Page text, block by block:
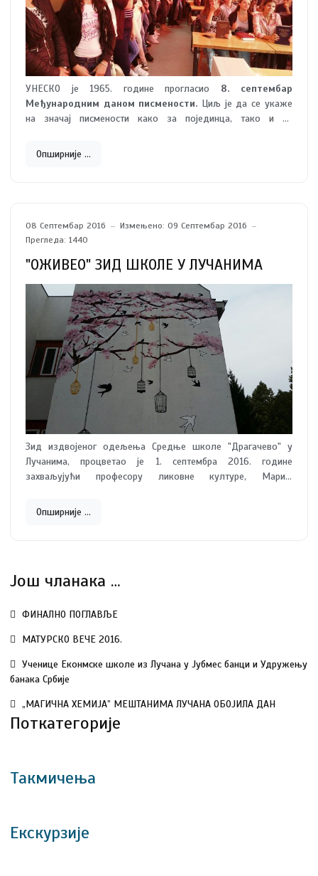
УНЕСКО је 1965. године прогласио 8. септембар
Међународним даном писмености. Циљ је да се укаже
на значај писмености како за појединца, тако и за
обележаван овај значајан датум, углавном указујући на
проблем неписмености жена и деце.
Опширније …
08 Септембар 2016
Измењено: 09 Септембар 2016
Прегледа: 1440
"ОЖИВЕО" ЗИД ШКОЛЕ У ЛУЧАНИМА
Зид издвојеног одељења Средње школе "Драгачево" у
Лучанима, процветао је 1. септембра 2016. године
захваљујући професору ликовне културе, Марији
виша значења, она нас позива да уживамо у лепоти
трешњиних цветова, да осетимо слободу птица у лету и
може да се избори и да је увек на страни уметности.
асоцијација и даћете свој допринос њеном очувању.
Опширније …
Још чланака …
ФИНАЛНО ПОГЛАВЉЕ
МАТУРСКО ВЕЧЕ 2016.
Ученице Еконмске школе из Лучана у Јубмес банци и Удружењу
банака Србије
„МАГИЧНА ХЕМИЈА” МЕШТАНИМА ЛУЧАНА ОБОЈИЛА ДАН
Поткатегорије
Такмичења
Екскурзије